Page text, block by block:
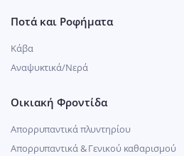
Ποτά και Ροφήματα
Κάβα
Αναψυκτικά/Νερά
Οικιακή Φροντίδα
Απορρυπαντικά πλυντηρίου
Απορρυπαντικά & Γενικού καθαρισμού